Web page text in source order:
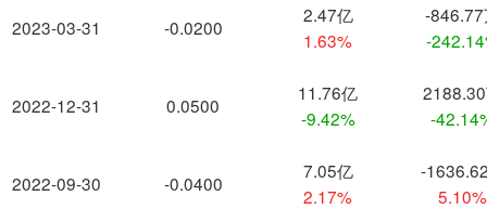
2023-03-31
2022-12-31
2022-09-30
-0.0200
2.47亿
1.63%
-
-
0.0500
11.76亿
-9.42%
-
-0.0400
7.05亿
2.17%
-
5.10%